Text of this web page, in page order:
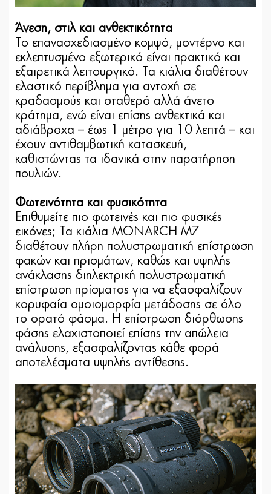
Άνεση, στιλ και ανθεκτικότητα
Το επανασχεδιασμένο κομψό, μοντέρνο και
εκλεπτυσμένο εξωτερικό είναι πρακτικό και
εξαιρετικά λειτουργικό. Τα κιάλια διαθέτουν
ελαστικό περίβλημα για αντοχή σε
κραδασμούς και σταθερό αλλά άνετο
κράτημα, ενώ είναι επίσης ανθεκτικά και
αδιάβροχα – έως 1 μέτρο για 10 λεπτά – και
έχουν αντιθαμβωτική κατασκευή,
καθιστώντας τα ιδανικά στην παρατήρηση
πουλιών.
Φωτεινότητα και φυσικότητα
Επιθυμείτε πιο φωτεινές και πιο φυσικές
εικόνες; Τα κιάλια MONARCH M7
διαθέτουν πλήρη πολυστρωματική επίστρωση
φακών και πρισμάτων, καθώς και υψηλής
ανάκλασης διηλεκτρική πολυστρωματική
επίστρωση πρίσματος για να εξασφαλίζουν
κορυφαία ομοιομορφία μετάδοσης σε όλο
το ορατό φάσμα. Η επίστρωση διόρθωσης
φάσης ελαχιστοποιεί επίσης την απώλεια
ανάλυσης, εξασφαλίζοντας κάθε φορά
αποτελέσματα υψηλής αντίθεσης.